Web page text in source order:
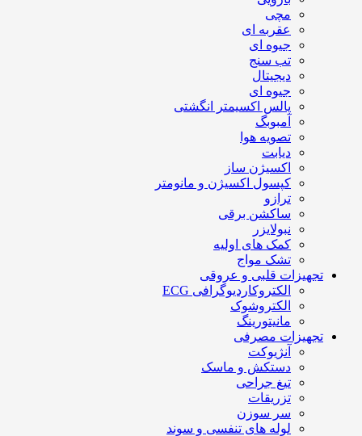
مچی
عقربه ای
جیوه ای
تب سنج
دیجیتال
جیوه ای
پالس اکسیمتر انگشتی
آمبوبگ
تصویه هوا
دیابت
اکسیژن ساز
کپسول اکسیژن و مانومتر
ترازو
ساکشن برقی
نبولایزر
کمک های اولیه
تشک مواج
تجهیزات قلبی و عروقی
الکتروکاردیوگرافی ECG
الکتروشوک
مانیتورینگ
تجهیزات مصرفی
آنژیوکت
دستکش و ماسک
تیغ جراحی
تزریقات
سر سوزن
لوله های تنفسی و سوند